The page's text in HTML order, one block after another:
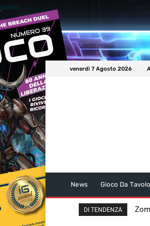
venerdì 7 Agosto 2026
News Gioco Da Tavolo
DI TENDENZA